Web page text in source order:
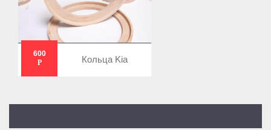
600
Р
Кольца Kia